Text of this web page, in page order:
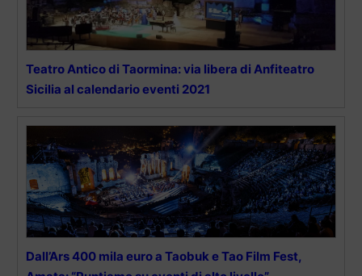
Teatro Antico di Taormina: via libera di Anfiteatro
Sicilia al calendario eventi 2021
Dall’Ars 400 mila euro a Taobuk e Tao Film Fest,